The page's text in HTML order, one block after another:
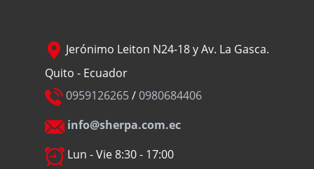
Jerónimo Leiton N24-18 y Av. La Gasca.
Quito - Ecuador
0959126265/0980684406
info@sherpa.com.ec
Lun - Vie 8:30 - 17:00